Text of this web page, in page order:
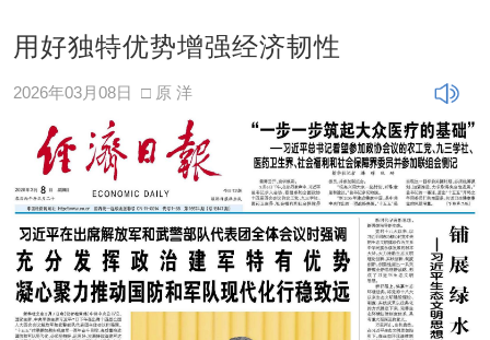
用好独特优势增强经济韧性
2026年03月08日 □ 原 洋